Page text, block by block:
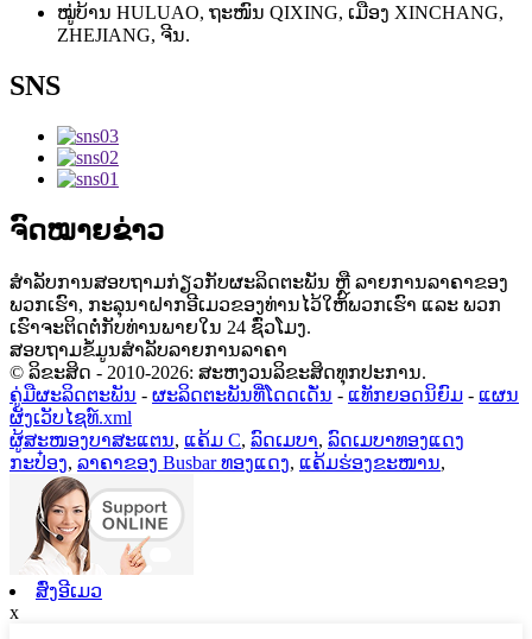
ໝູ່ບ້ານ HULUAO, ຖະໜົນ QIXING, ເມືອງ XINCHANG,
ZHEJIANG, ຈີນ.
SNS
ຈົດໝາຍຂ່າວ
ສຳລັບການສອບຖາມກ່ຽວກັບຜະລິດຕະພັນ ຫຼື ລາຍການລາຄາຂອງ
ພວກເຮົາ, ກະລຸນາຝາກອີເມວຂອງທ່ານໄວ້ໃຫ້ພວກເຮົາ ແລະ ພວກ
ເຮົາຈະຕິດຕໍ່ກັບທ່ານພາຍໃນ 24 ຊົ່ວໂມງ.
ສອບຖາມຂໍ້ມູນສຳລັບລາຍການລາຄາ
© ລິຂະສິດ - 2010-2026: ສະຫງວນລິຂະສິດທຸກປະການ.
ຄູ່ມືຜະລິດຕະພັນ - ຜະລິດຕະພັນທີ່ໂດດເດັ່ນ - ແທັກຍອດນິຍົມ - ແຜນ
ຜັງເວັບໄຊທ໌.xml
ຜູ້ສະໜອງບາສະແຕນ, ແຄ້ມ C, ລົດເມບາ, ລົດເມບາທອງແດງ
ກະປ໋ອງ, ລາຄາຂອງ Busbar ທອງແດງ, ແຄ້ມຮ່ອງຂະໜານ,
ສົ່ງອີເມວ
x